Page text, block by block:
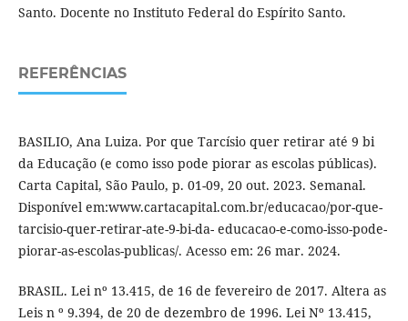
Santo. Docente no Instituto Federal do Espírito Santo.
REFERÊNCIAS
BASILIO, Ana Luiza. Por que Tarcísio quer retirar até 9 bi
da Educação (e como isso pode piorar as escolas públicas).
Carta Capital, São Paulo, p. 01-09, 20 out. 2023. Semanal.
Disponível em:www.cartacapital.com.br/educacao/por-que-
tarcisio-quer-retirar-ate-9-bi-da- educacao-e-como-isso-pode-
piorar-as-escolas-publicas/. Acesso em: 26 mar. 2024.
BRASIL. Lei nº 13.415, de 16 de fevereiro de 2017. Altera as
Leis n º 9.394, de 20 de dezembro de 1996. Lei Nº 13.415,